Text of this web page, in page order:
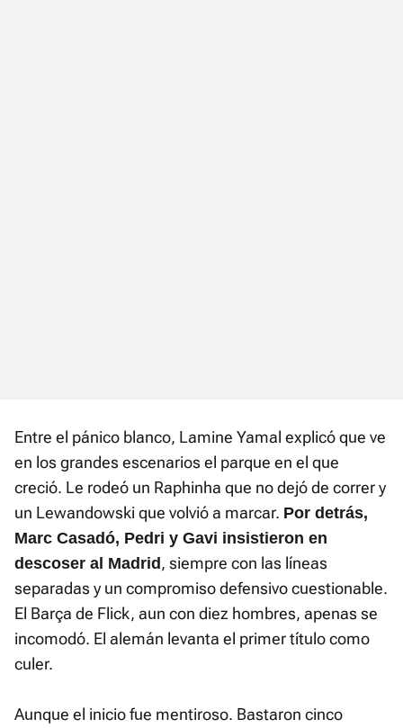
Entre el pánico blanco, Lamine Yamal explicó que ve
en los grandes escenarios el parque en el que
creció. Le rodeó un Raphinha que no dejó de correr y
un Lewandowski que volvió a marcar. Por detrás,
Marc Casadó, Pedri y Gavi insistieron en
descoser al Madrid , siempre con las líneas
separadas y un compromiso defensivo cuestionable.
El Barça de Flick, aun con diez hombres, apenas se
incomodó. El alemán levanta el primer título como
culer.
Aunque el inicio fue mentiroso. Bastaron cinco